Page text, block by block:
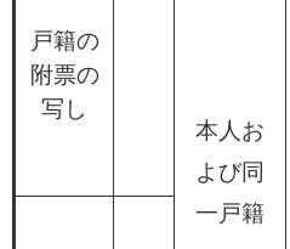
戸籍の
附票の
写し
本人お
よび同
一戸籍